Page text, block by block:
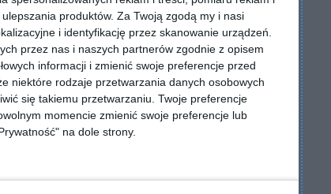
produktów. Za Twoją zgodą my i nasi
i identyfikację przez skanowanie urządzeń.
przez nas i naszych partnerów zgodnie z opisem
informacji i zmienić swoje preferencje przed
niektóre rodzaje przetwarzania danych osobowych
się takiemu przetwarzaniu. Twoje preferencje
momencie zmienić swoje preferencje lub
na dole strony.